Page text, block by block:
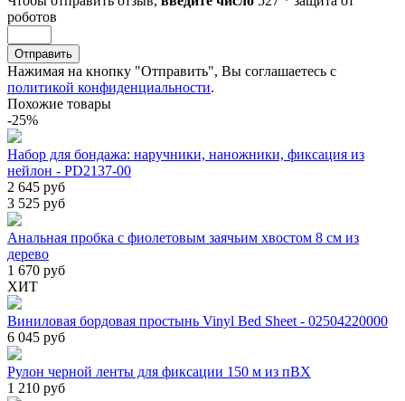
роботов
Отправить
Нажимая на кнопку "Отправить", Вы соглашаетесь с
политикой конфиденциальности.
Похожие товары
-25%
Набор для бондажа: наручники, наножники, фиксация из
нейлон - PD2137-00
2 645 руб
3 525 руб
Анальная пробка с фиолетовым заячьим хвостом 8 см из
дерево
1 670 руб
ХИТ
Виниловая бордовая простынь Vinyl Bed Sheet - 02504220000
6 045 руб
Рулон черной ленты для фиксации 150 м из пВХ
1 210 руб